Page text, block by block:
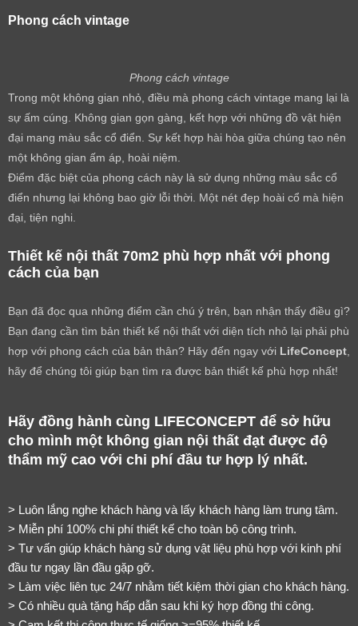
Phong cách vintage
Phong cách vintage
Trong một không gian nhỏ, điều mà phong cách vintage mang lại là
sự ấm cúng. Không gian gọn gàng, kết hợp với những đồ vật hiện
đại mang màu sắc cổ điển. Sự kết hợp hài hòa giữa chúng tạo nên
một không gian ấm áp, hoài niệm.
Điểm đặc biệt của phong cách này là sử dụng những màu sắc cổ
điển nhưng lại không bao giờ lỗi thời. Một nét đẹp hoài cổ mà hiện
đại, tiện nghi.
Thiết kế nội thất 70m2 phù hợp nhất với phong
cách của bạn
Bạn đã đọc qua những điểm cần chú ý trên, bạn nhận thấy điều gì?
Bạn đang cần tìm bản thiết kế nội thất với diện tích nhỏ lại phải phù
hợp với phong cách của bản thân? Hãy đến ngay với LifeConcept
hãy để chúng tôi giúp bạn tìm ra được bản thiết kế phù hợp nhất!
Hãy đồng hành cùng LIFECONCEPT để sở hữu
cho mình một không gian nội thất đạt được độ
thẩm mỹ cao với chi phí đầu tư hợp lý nhất.
> Luôn lắng nghe khách hàng và lấy khách hàng làm trung tâm.
> Miễn phí 100% chi phí thiết kế cho toàn bộ công trình.
> Tư vấn giúp khách hàng sử dụng vật liệu phù hợp với kinh phí
đầu tư ngay lần đầu gặp gỡ.
> Làm việc liên tục 24/7 nhằm tiết kiệm thời gian cho khách hàng.
> Có nhiều quà tặng hấp dẫn sau khi ký hợp đồng thi công.